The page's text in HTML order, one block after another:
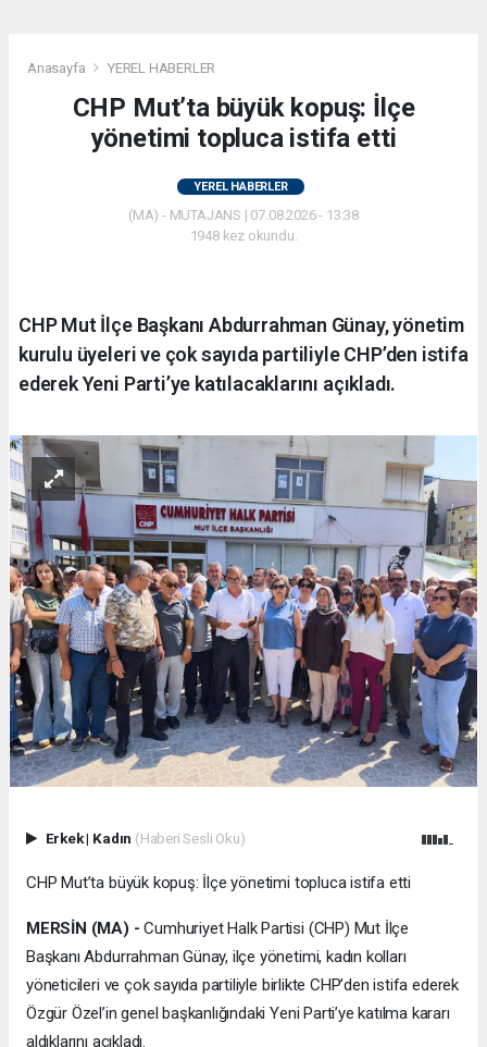
Anasayfa YEREL HABERLER
CHP Mut’ta büyük kopuş: İlçe
yönetimi topluca istifa etti
YEREL HABERLER
(MA) - MUTAJANS | 07.08.2026 - 13:38
1948 kez okundu.
CHP Mut İlçe Başkanı Abdurrahman Günay, yönetim
kurulu üyeleri ve çok sayıda partiliyle CHP’den istifa
ederek Yeni Parti’ye katılacaklarını açıkladı.
Erkek| Kadın (Haberi Sesli Oku)
CHP Mut’ta büyük kopuş: İlçe yönetimi topluca istifa etti
MERSİN (MA) - Cumhuriyet Halk Partisi (CHP) Mut İlçe
Başkanı Abdurrahman Günay, ilçe yönetimi, kadın kolları
yöneticileri ve çok sayıda partiliyle birlikte CHP’den istifa ederek
Özgür Özel’in genel başkanlığındaki Yeni Parti’ye katılma kararı
aldıklarını açıkladı.